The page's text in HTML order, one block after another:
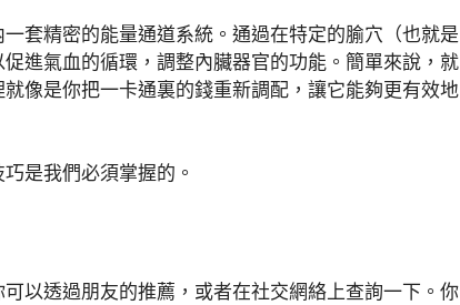
套精密的能量通道系統。通過在特定的腧穴（也就是
進氣血的循環，調整內臟器官的功能。簡單來說，就
像是你把一卡通裏的錢重新調配，讓它能夠更有效地
是我們必須掌握的。
以透過朋友的推薦，或者在社交網絡上查詢一下。你